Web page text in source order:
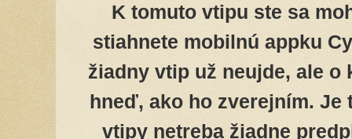
K tomuto vtipu ste sa
stiahnete mobilnú appku
žiadny vtip už neujde, ale
hneď, ako ho zverejním. Je
vtipy netreba žiadne